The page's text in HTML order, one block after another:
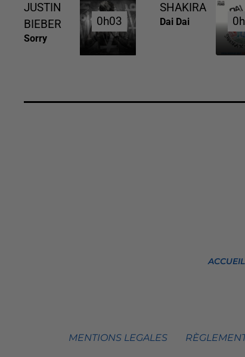
JUSTIN
BIEBER
Sorry
0h03
0h03
SHAKIRA
Dai Dai
ACCUEIL
MENTIONS LEGALES